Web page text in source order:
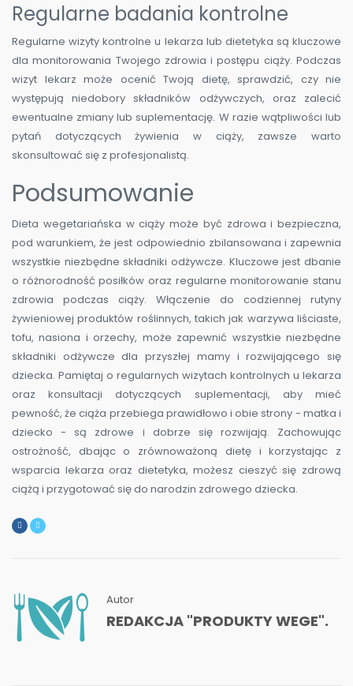
Regularne badania kontrolne
Regularne wizyty kontrolne u lekarza lub dietetyka są kluczowe
dla monitorowania Twojego zdrowia i postępu ciąży. Podczas
wizyt lekarz może ocenić Twoją dietę, sprawdzić, czy nie
występują niedobory składników odżywczych, oraz zalecić
ewentualne zmiany lub suplementację. W razie wątpliwości lub
pytań dotyczących żywienia w ciąży, zawsze warto
skonsultować się z profesjonalistą.
Podsumowanie
Dieta wegetariańska w ciąży może być zdrowa i bezpieczna,
pod warunkiem, że jest odpowiednio zbilansowana i zapewnia
wszystkie niezbędne składniki odżywcze. Kluczowe jest dbanie
o różnorodność posiłków oraz regularne monitorowanie stanu
zdrowia podczas ciąży. Włączenie do codziennej rutyny
żywieniowej produktów roślinnych, takich jak warzywa liściaste,
tofu, nasiona i orzechy, może zapewnić wszystkie niezbędne
składniki odżywcze dla przyszłej mamy i rozwijającego się
dziecka. Pamiętaj o regularnych wizytach kontrolnych u lekarza
oraz konsultacji dotyczących suplementacji, aby mieć
pewność, że ciąża przebiega prawidłowo i obie strony - matka i
dziecko - są zdrowe i dobrze się rozwijają. Zachowując
ostrożność, dbając o zrównoważoną dietę i korzystając z
wsparcia lekarza oraz dietetyka, możesz cieszyć się zdrową
ciążą i przygotować się do narodzin zdrowego dziecka.
Autor
REDAKCJA "PRODUKTY WEGE".